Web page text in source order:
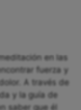
en las
fuerza y
A través de
y la guía de
saber que él